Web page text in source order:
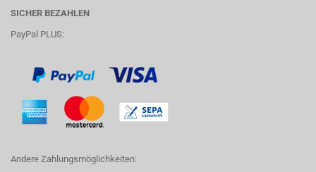
SICHER BEZAHLEN
PayPal PLUS:
Andere Zahlungsmöglichkeiten: